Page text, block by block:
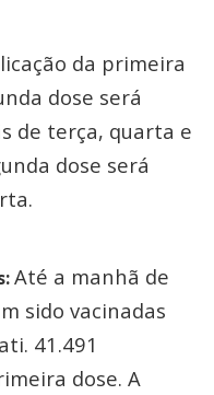
da primeira
dose será
de terça, quarta e
dose será
Até a manhã de
sido vacinadas
41.491
dose. A